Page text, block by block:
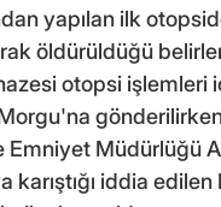
yapılan ilk
öldürüldüğü
otopsi işlemleri
Emniyet Müdürlüğü
karıştığı iddia edilen